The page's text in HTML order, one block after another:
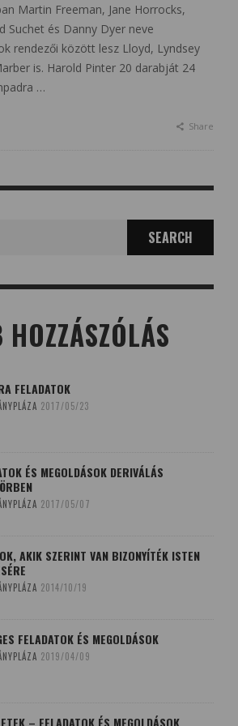
Martin Freeman, Jane Horrocks,
Suchet és Danny Dyer neve
rendezői között lesz Lloyd, Lyndsey
is. Harold Pinter 20 darabját 24
…
Share
FELADATOK
2017/05/23
ÉS MEGOLDÁSOK DERIVÁLÁS
2017/05/07
AKIK SZERINT VAN BIZONYÍTÉK ISTEN
2014/10/19
FELADATOK ÉS MEGOLDÁSOK
2019/04/09